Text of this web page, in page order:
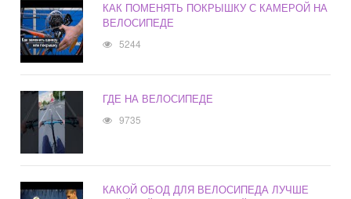
КАК ПОМЕНЯТЬ ПОКРЫШКУ С КАМЕРОЙ НА
ВЕЛОСИПЕДЕ
5244
ГДЕ НА ВЕЛОСИПЕДЕ
9735
КАКОЙ ОБОД ДЛЯ ВЕЛОСИПЕДА ЛУЧШЕ